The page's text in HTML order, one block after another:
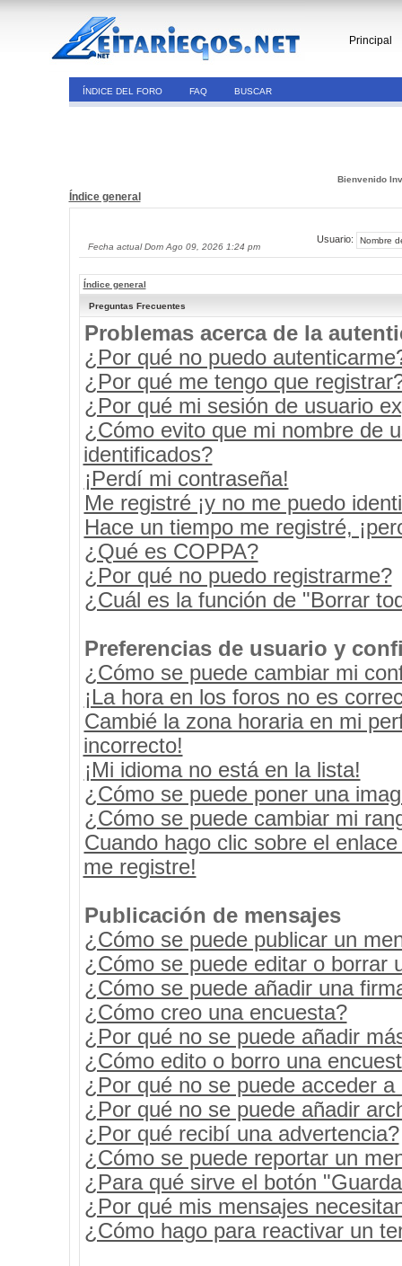
Principal
ÍNDICE DEL FORO FAQ BUSCAR
Bienvenido
Índice general
Fecha actual Dom Ago 09, 2026 1:24 pm
Usuario:
Índice general
Preguntas Frecuentes
Problemas acerca de la
¿Por qué no puedo
¿Por qué me tengo que
¿Por qué mi sesión de usuario
¿Cómo evito que mi nombre de
identificados?
¡Perdí mi contraseña!
Me registré ¡y no me puedo
Hace un tiempo me registré,
¿Qué es COPPA?
¿Por qué no puedo registrarme?
¿Cuál es la función de "Borrar
Preferencias de usuario y
¿Cómo se puede cambiar mi
¡La hora en los foros no es
Cambié la zona horaria en mi
incorrecto!
¡Mi idioma no está en la lista!
¿Cómo se puede poner una
¿Cómo se puede cambiar mi
Cuando hago clic sobre el
me registre!
Publicación de mensajes
¿Cómo se puede publicar un
¿Cómo se puede editar o borrar
¿Cómo se puede añadir una
¿Cómo creo una encuesta?
¿Por qué no se puede añadir
¿Cómo edito o borro una
¿Por qué no se puede acceder a
¿Por qué no se puede añadir
¿Por qué recibí una advertencia?
¿Cómo se puede reportar un
¿Para qué sirve el botón
¿Por qué mis mensajes
¿Cómo hago para reactivar un